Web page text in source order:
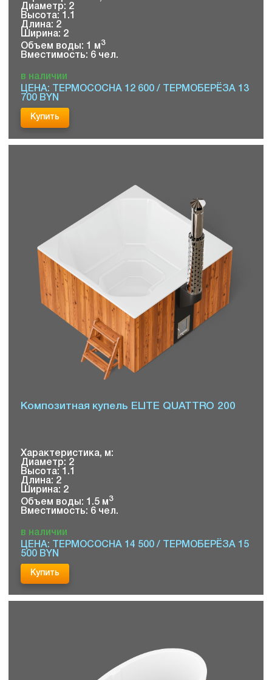
Диаметр: 2
Высота: 1.1
Длина: 2
Ширина: 2
Объем воды: 1 м 3
Вместимость: 6 чел.
в наличии
ЦЕНА: ТЕРМОСОСНА 12 600 / ТЕРМОБЕРЁЗА 13
700 BYN
Купить
Композитная купель ELITE QUATTRO 200
Характеристика, м:
Диаметр: 2
Высота: 1.1
Длина: 2
Ширина: 2
Объем воды: 1.5 м 3
Вместимость: 6 чел.
в наличии
ЦЕНА: ТЕРМОСОСНА 14 500 / ТЕРМОБЕРЁЗА 15
500 BYN
Купить